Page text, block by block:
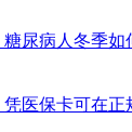
尿病人冬季如
医保卡可在正